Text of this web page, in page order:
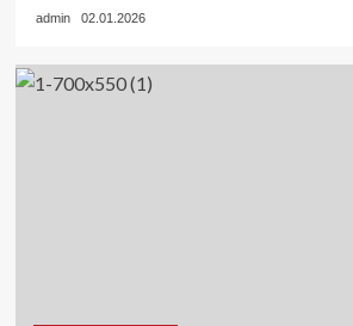
admin 02.01.2026